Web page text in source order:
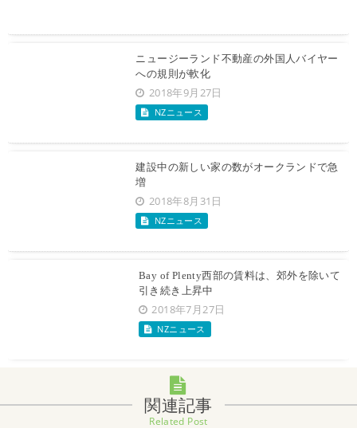
ニュージーランド不動産の外国人バイヤー
への規則が軟化
2018年9月27日
NZニュース
建設中の新しい家の数がオークランドで急
増
2018年8月31日
NZニュース
Bay of Plenty西部の賃料は、郊外を除いて
引き続き上昇中
2018年7月27日
NZニュース
関連記事
Related Post